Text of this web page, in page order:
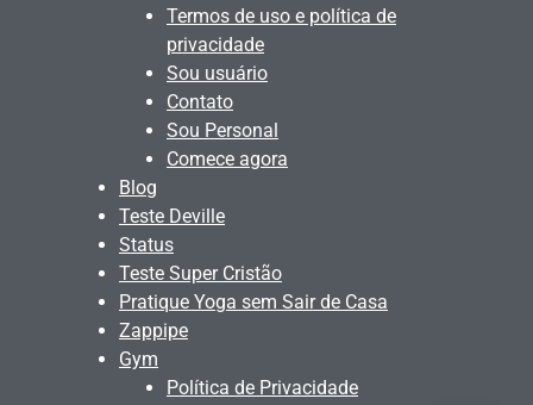
Termos de uso e política de
privacidade
Sou usuário
Contato
Sou Personal
Comece agora
Blog
Teste Deville
Status
Teste Super Cristão
Pratique Yoga sem Sair de Casa
Zappipe
Gym
Política de Privacidade